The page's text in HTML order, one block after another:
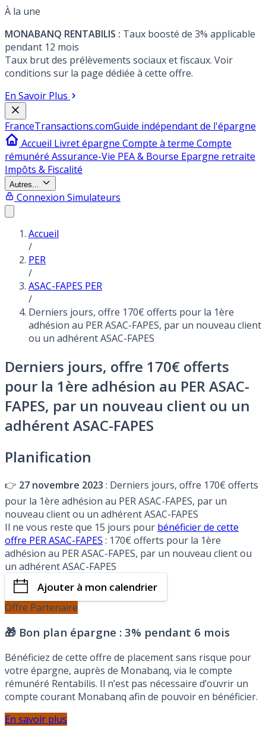
À la une
MONABANQ RENTABILIS : Taux boosté de 3% applicable
pendant 12 mois
Taux brut des prélèvements sociaux et fiscaux. Voir
conditions sur la page dédiée à cette offre.
En Savoir Plus
FranceTransactions.comGuide indépendant de l'épargne
Accueil Livret épargne Compte à terme Compte
rémunéré Assurance-Vie PEA & Bourse Epargne retraite
Impôts & Fiscalité
Autres...
Connexion Simulateurs
Accueil
/
PER
/
ASAC-FAPES PER
/
Derniers jours, offre 170€ offerts pour la 1ère
adhésion au PER ASAC-FAPES, par un nouveau client
ou un adhérent ASAC-FAPES
Derniers jours, offre 170€ offerts
pour la 1ère adhésion au PER ASAC-
FAPES, par un nouveau client ou un
adhérent ASAC-FAPES
Planification
👉 27 novembre 2023 : Derniers jours, offre 170€ offerts
pour la 1ère adhésion au PER ASAC-FAPES, par un
nouveau client ou un adhérent ASAC-FAPES
Il ne vous reste que 15 jours pour bénéficier de cette
offre PER ASAC-FAPES : 170€ offerts pour la 1ère
adhésion au PER ASAC-FAPES, par un nouveau client ou
un adhérent ASAC-FAPES
Ajouter à mon calendrier
Offre Partenaire
🎁 Bon plan épargne : 3% pendant 6 mois
Bénéficiez de cette offre de placement sans risque pour
votre épargne, auprès de Monabanq, via le compte
rémunéré Rentabilis. Il n’est pas nécessaire d’ouvrir un
compte courant Monabanq afin de pouvoir en bénéficier.
En savoir plus